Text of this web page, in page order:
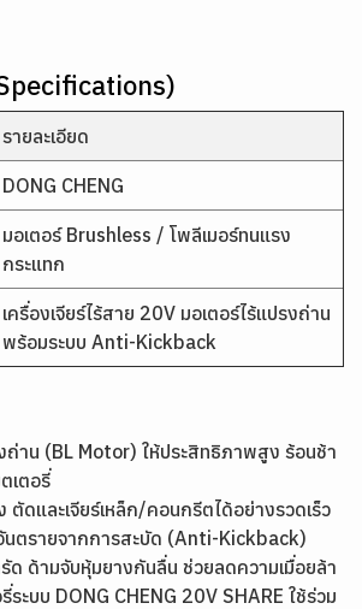
รายละเอียด
DONG CHENG
มอเตอร์ Brushless / โพลีเมอร์ทนแรง
กระแทก
เครื่องเจียร์ไร้สาย 20V มอเตอร์ไร้แปรงถ่าน
พร้อมระบบ Anti-Kickback
ถ่าน (BL Motor) ให้ประสิทธิภาพสูง ร้อนช้า
เตอรี่
ตัดและเจียร์เหล็ก/คอนกรีตได้อย่างรวดเร็ว
นตรายจากการสะบัด (Anti-Kickback)
ด ด้ามจับหุ้มยางกันลื่น ช่วยลดความเมื่อยล้า
ระบบ DONG CHENG 20V SHARE ใช้ร่วม